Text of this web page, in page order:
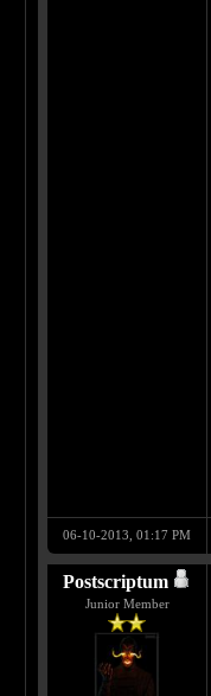
06-10-2013, 01:17 PM
Postscriptum
Junior Member